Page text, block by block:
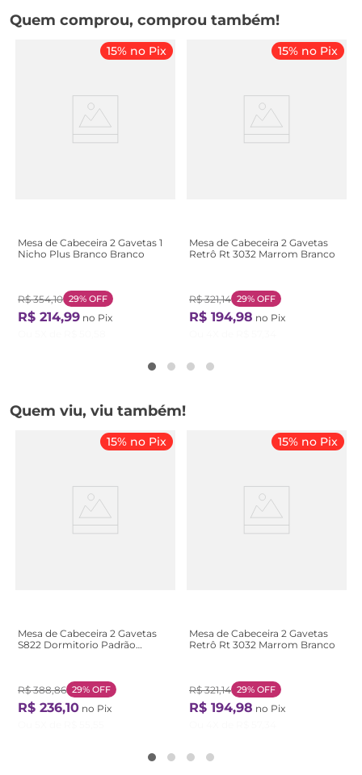
Quem comprou, comprou também!
15% no Pix
Mesa de Cabeceira 2 Gavetas 1
Nicho Plus Branco Branco
R$ 354,10 29% OFF
R$ 214,99 no Pix
15% no Pix
Mesa de Cabeceira 2 Gavetas
Retrô Rt 3032 Marrom Branco
R$ 321,14 29% OFF
R$ 194,98 no Pix
Quem viu, viu também!
15% no Pix
Mesa de Cabeceira 2 Gavetas
S822 Dormitorio Padrão
R$ 388,86 29% OFF
R$ 236,10 no Pix
15% no Pix
Mesa de Cabeceira 2 Gavetas
Retrô Rt 3032 Marrom Branco
R$ 321,14 29% OFF
R$ 194,98 no Pix